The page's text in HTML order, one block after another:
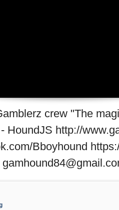
crew "The
HoundJS http://
Bboyhound